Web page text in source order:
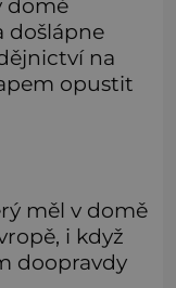
domě
došlápne
na
opustit
měl v domě
i když
doopravdy